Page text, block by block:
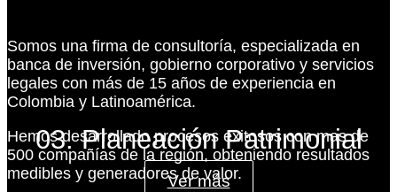
03. Planeación Patrimonial
Ver más
Somos una firma de consultoría, especializada en
banca de inversión, gobierno corporativo y servicios
legales con más de 15 años de experiencia en
Colombia y Latinoamérica.
Hemos desarrollado procesos exitosos con mas de
500 compañías de la región, obteniendo resultados
medibles y generadores de valor.